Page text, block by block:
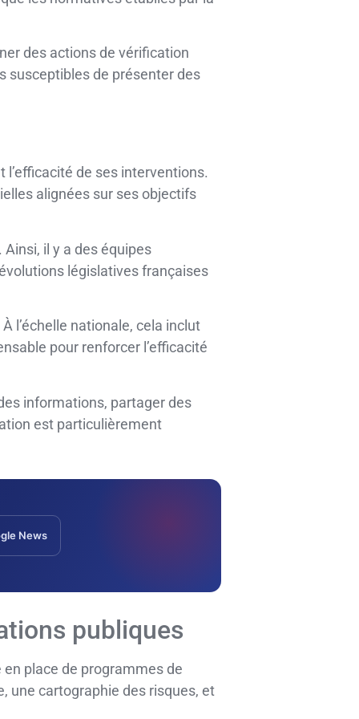
des actions de vérification
susceptibles de présenter des
l’efficacité de ses interventions.
alignées sur ses objectifs
il y a des équipes
législatives françaises
l’échelle nationale, cela inclut
pour renforcer l’efficacité
informations, partager des
est particulièrement
News
publiques
place de programmes de
une cartographie des risques, et